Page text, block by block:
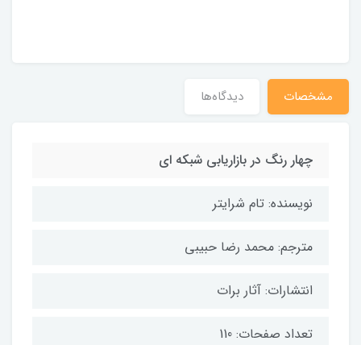
مشخصات دیدگاه‌ها
چهار رنگ در بازاریابی شبکه ای
نویسنده: تام شرایتر
مترجم: محمد رضا حبیبی
انتشارات: آثار برات
تعداد صفحات: 110